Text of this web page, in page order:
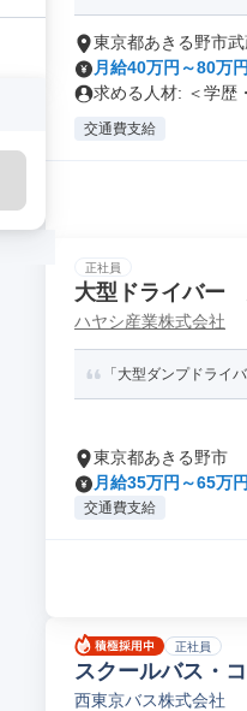
東京都あきる野市
月給40万円～80万円
求める人材: ＜学歴
交通費支給
正社員
大型ドライバー
ハヤシ産業株式会社
「大型ダンプドラ
東京都あきる野市
月給35万円～65万円
交通費支給
正社員
スクールバス・
西東京バス株式会社